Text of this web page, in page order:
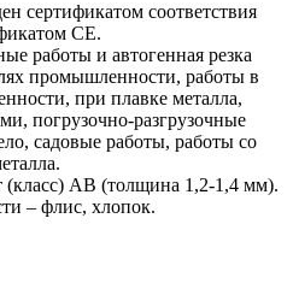
сертификатом соответствия
СЕ.
работы и автогенная резка
промышленности, работы в
при плавке металла,
погрузочно-разгрузочные
садовые работы, работы со
(класс) АВ (толщина 1,2-1,4 мм).
– флис, хлопок.